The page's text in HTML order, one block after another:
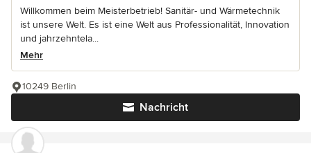
Willkommen beim Meisterbetrieb! Sanitär- und Wärmetechnik
ist unsere Welt. Es ist eine Welt aus Professionalität, Innovation
und jahrzehntela...
Mehr
Nachricht
10249 Berlin